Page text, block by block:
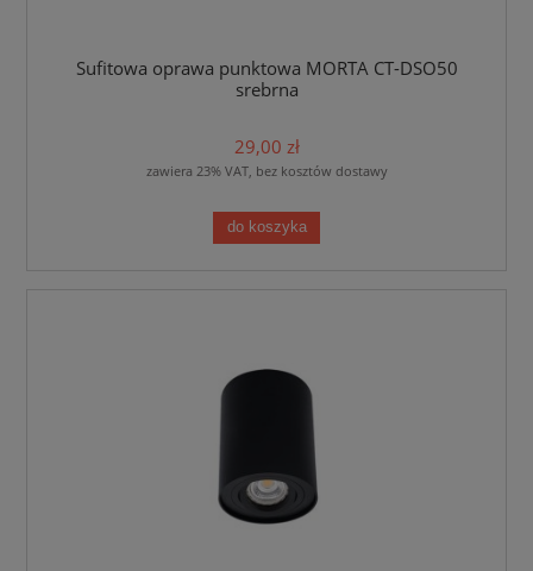
Sufitowa oprawa punktowa MORTA CT-DSO50
srebrna
29,00 zł
zawiera 23% VAT, bez kosztów dostawy
do koszyka